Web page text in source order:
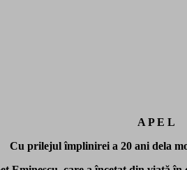
A P E L
Cu prilejul împlinirei a 20 ani dela